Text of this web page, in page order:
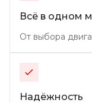
Всё в одном
От выбора
Надёжность